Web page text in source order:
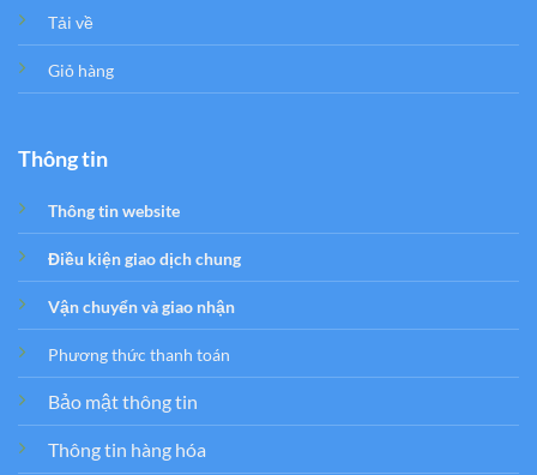
Tải về
Giỏ hàng
Thông tin
Thông tin website
Điều kiện giao dịch chung
Vận chuyển và giao nhận
Phương thức thanh toán
Bảo mật thông tin
Thông tin hàng hóa